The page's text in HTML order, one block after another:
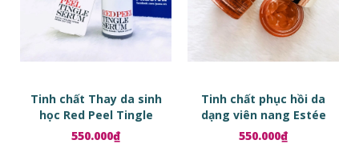
Tinh chất Thay da sinh
học Red Peel Tingle
Serum
550.000₫
Tinh chất phục hồi da
dạng viên nang Estée
Lauder Advanced Night
Repair Ampoules
550.000₫